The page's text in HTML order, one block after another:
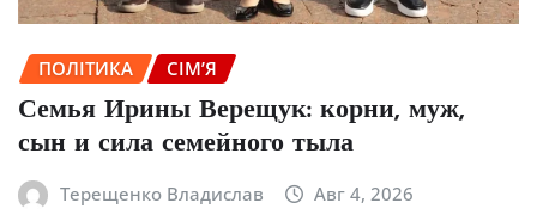
ПОЛІТИКА СІМ’Я
Семья Ирины Верещук: корни, муж,
сын и сила семейного тыла
Терещенко Владислав Авг 4, 2026